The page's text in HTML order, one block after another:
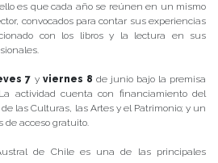
es que cada año se reúnen en un mismo
convocados para contar sus experiencias
con los libros y la lectura en sus
7 y viernes 8 de junio bajo la premisa
actividad cuenta con financiamiento del
las Culturas, las Artes y el Patrimonio; y un
de acceso gratuito.
de Chile es una de las principales